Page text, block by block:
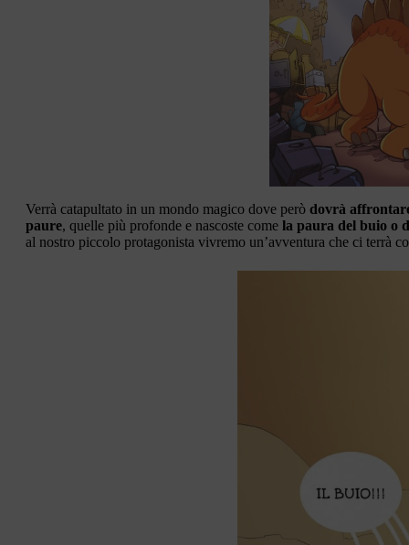
Verrà catapultato in un mondo magico dove però dovrà
paure, quelle più profonde e nascoste come la paura del buio o
al nostro piccolo protagonista vivremo un’avventura che ci terrà